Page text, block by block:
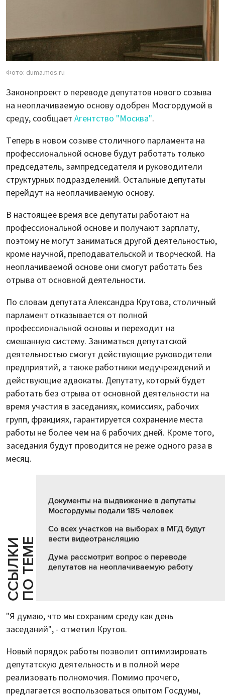
Фото: duma.mos.ru
Законопроект о переводе депутатов нового созыва
на неоплачиваемую основу одобрен Мосгордумой в
среду, сообщает Агентство "Москва".
Теперь в новом созыве столичного парламента на
профессиональной основе будут работать только
председатель, зампредседателя и руководители
структурных подразделений. Остальные депутаты
перейдут на неоплачиваемую основу.
В настоящее время все депутаты работают на
профессиональной основе и получают зарплату,
поэтому не могут заниматься другой деятельностью,
кроме научной, преподавательской и творческой. На
неоплачиваемой основе они смогут работать без
отрыва от основной деятельности.
По словам депутата Александра Крутова, столичный
парламент отказывается от полной
профессиональной основы и переходит на
смешанную систему. Заниматься депутатской
деятельностью смогут действующие руководители
предприятий, а также работники медучреждений и
действующие адвокаты. Депутату, который будет
работать без отрыва от основной деятельности на
время участия в заседаниях, комиссиях, рабочих
групп, фракциях, гарантируется сохранение места
работы не более чем на 6 рабочих дней. Кроме того,
заседания будут проводится не реже одного раза в
месяц.
С
С
Ы
Л
К
И
П
О
Т
Е
МЕ
Документы на выдвижение в депутаты
Мосгордумы подали 185 человек
Со всех участков на выборах в МГД будут
вести видеотрансляцию
Дума рассмотрит вопрос о переводе
депутатов на неоплачиваемую работу
"Я думаю, что мы сохраним среду как день
заседаний", - отметил Крутов.
Новый порядок работы позволит оптимизировать
депутатскую деятельность и в полной мере
реализовать полномочия. Помимо прочего,
предлагается воспользоваться опытом Госдумы,